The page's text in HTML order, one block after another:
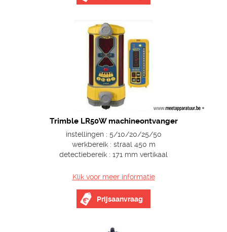
Trimble LR50W machineontvanger
instellingen : 5/10/20/25/50
werkbereik : straal 450 m
detectiebereik : 171 mm vertikaal
Klik voor meer informatie
Prijsaanvraag